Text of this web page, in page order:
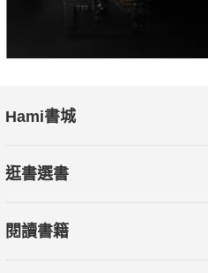
Hami書城
逛書選書
閱讀書籍